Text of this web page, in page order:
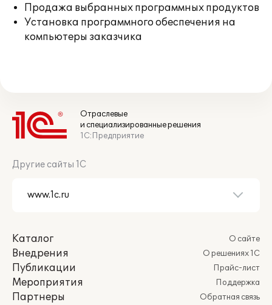
Продажа выбранных программных продуктов
Установка программного обеспечения на
компьютеры заказчика
Отраслевые
и специализированные решения
1С:Предприятие
Другие сайты 1С
Каталог
Внедрения
Публикации
Мероприятия
Партнеры
О сайте
О решениях 1С
Прайс-лист
Поддержка
Обратная связь